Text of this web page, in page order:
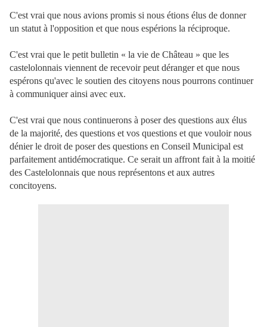
C'est vrai que nous avions promis si nous étions élus de donner
un statut à l'opposition et que nous espérions la réciproque.
C'est vrai que le petit bulletin « la vie de Château » que les
castelolonnais viennent de recevoir peut déranger et que nous
espérons qu'avec le soutien des citoyens nous pourrons continuer
à communiquer ainsi avec eux.
C'est vrai que nous continuerons à poser des questions aux élus
de la majorité, des questions et vos questions et que vouloir nous
dénier le droit de poser des questions en Conseil Municipal est
parfaitement antidémocratique. Ce serait un affront fait à la moitié
des Castelolonnais que nous représentons et aux autres
concitoyens.